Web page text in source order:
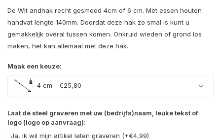
De Wit andhak recht gesmeed 4cm of 6 cm. Met essen houten
handvat lengte 140mm. Doordat deze hak zo smal is kunt u
gemakkelijk overal tussen komen. Onkruid wieden of grond los
maken, het kan allemaal met deze hak.
Maak een keuze:
4 cm - €25,80
Laat de steel graveren met uw (bedrijfs)naam, leuke tekst of
logo (logo op aanvraag):
Ja, ik wil mijn artikel laten graveren (+€4,99)